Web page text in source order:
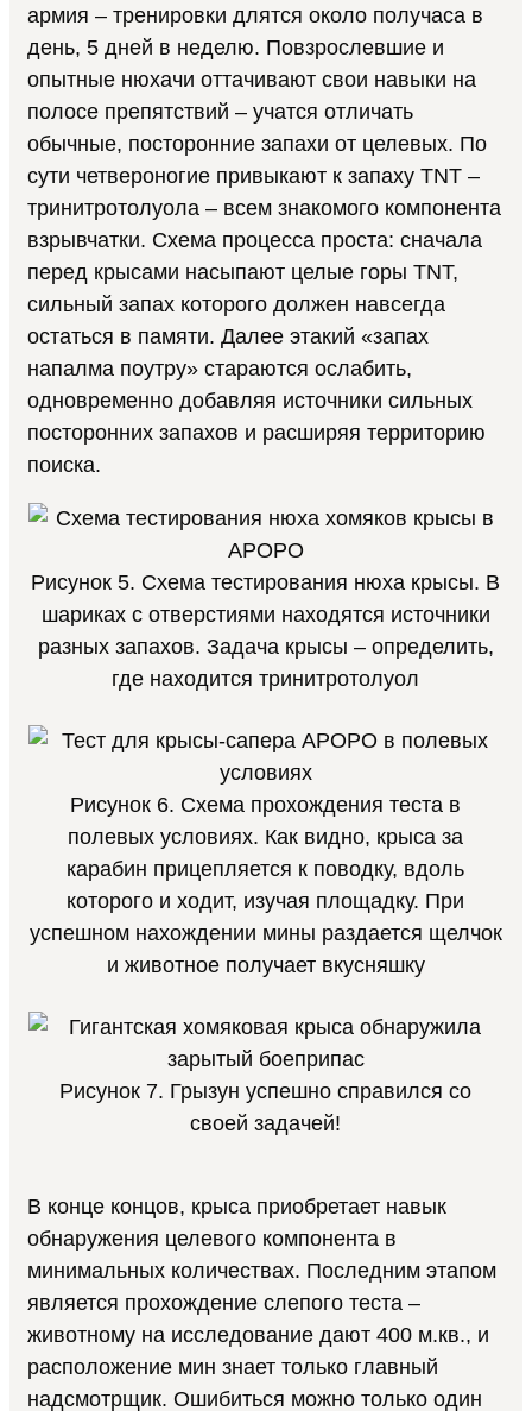
армия – тренировки длятся около получаса в
день, 5 дней в неделю. Повзрослевшие и
опытные нюхачи оттачивают свои навыки на
полосе препятствий – учатся отличать
обычные, посторонние запахи от целевых. По
сути четвероногие привыкают к запаху TNT –
тринитротолуола – всем знакомого компонента
взрывчатки. Схема процесса проста: сначала
перед крысами насыпают целые горы TNT,
сильный запах которого должен навсегда
остаться в памяти. Далее этакий «запах
напалма поутру» стараются ослабить,
одновременно добавляя источники сильных
посторонних запахов и расширяя территорию
поиска.
Рисунок 5. Схема тестирования нюха крысы. В
шариках с отверстиями находятся источники
разных запахов. Задача крысы – определить,
где находится тринитротолуол
Рисунок 6. Схема прохождения теста в
полевых условиях. Как видно, крыса за
карабин прицепляется к поводку, вдоль
которого и ходит, изучая площадку. При
успешном нахождении мины раздается щелчок
и животное получает вкусняшку
Рисунок 7. Грызун успешно справился со
своей задачей!
В конце концов, крыса приобретает навык
обнаружения целевого компонента в
минимальных количествах. Последним этапом
является прохождение слепого теста –
животному на исследование дают 400 м.кв., и
расположение мин знает только главный
надсмотрщик. Ошибиться можно только один